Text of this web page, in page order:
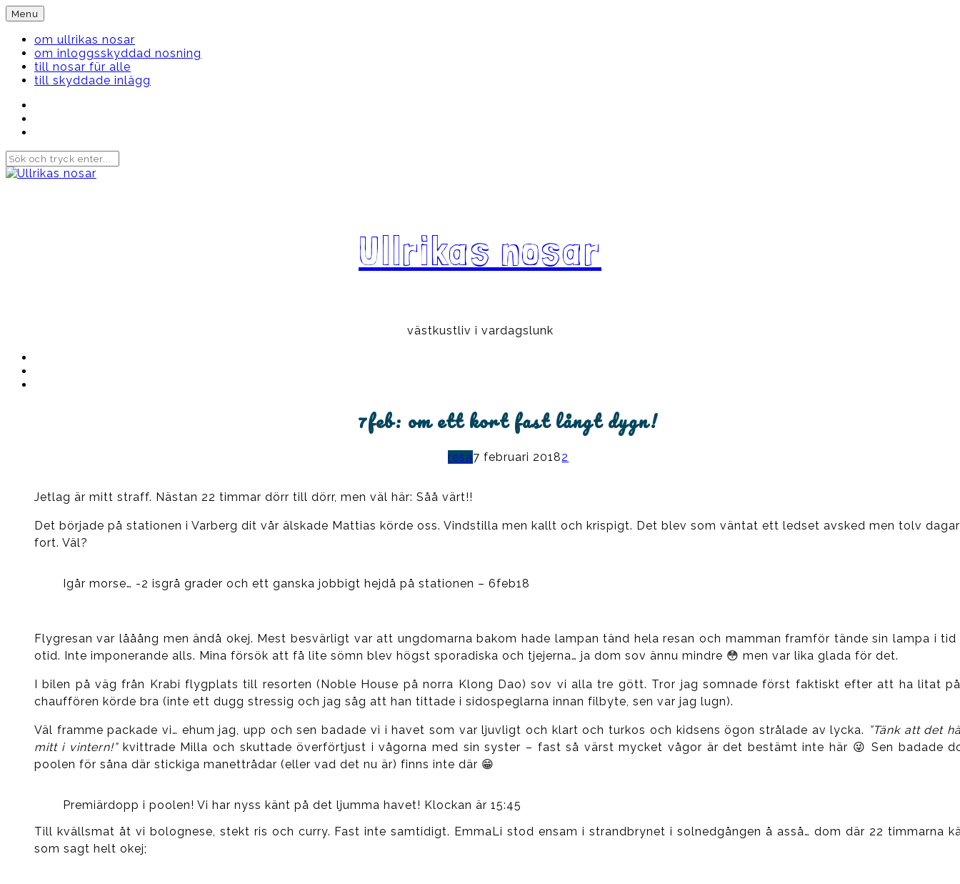
Skip
to
content
Menu
om ullrikas nosar
om inloggsskyddad nosning
till nosar für alle
till skyddade inlägg
Ullrikas nosar
västkustliv i vardagslunk
7feb: om ett kort fast långt dygn!
resa7 februari 20182
Jetlag är mitt straff. Nästan 22 timmar dörr till dörr, men väl här: Såå värt!!
Det började på stationen i Varberg dit vår älskade Mattias körde oss. Vindstilla men kallt och krispigt. Det blev som väntat ett ledset avsked men tolv
fort. Väl?
Igår morse… -2 isgrå grader och ett ganska jobbigt hejdå på stationen – 6feb18
Flygresan var lååång men ändå okej. Mest besvärligt var att ungdomarna bakom hade lampan tänd hela resan och mamman framför tände sin lampa i tid
otid. Inte imponerande alls. Mina försök att få lite sömn blev högst sporadiska och tjejerna… ja dom sov ännu mindre 😳 men var lika glada för det.
I bilen på väg från Krabi flygplats till resorten (Noble House på norra Klong Dao) sov vi alla tre gött. Tror jag somnade först faktiskt efter att ha litat
chauffören körde bra (inte ett dugg stressig och jag såg att han tittade i sidospeglarna innan filbyte, sen var jag lugn).
Väl framme packade vi… ehum jag, upp och sen badade vi i havet som var ljuvligt och klart och turkos och kidsens ögon strålade av lycka. ”Tänk att det
mitt i vintern!”kvittrade Milla och skuttade överförtjust i vågorna med sin syster – fast så värst mycket vågor är det bestämt inte här 😜 Sen badade
poolen för såna där stickiga manettrådar (eller vad det nu är) finns inte där 😁
Premiärdopp i poolen! Vi har nyss känt på det ljumma havet! Klockan är 15:45
Till kvällsmat åt vi bolognese, stekt ris och curry. Fast inte samtidigt. EmmaLi stod ensam i strandbrynet i solnedgången å asså… dom där 22 timmarna
som sagt helt okej;